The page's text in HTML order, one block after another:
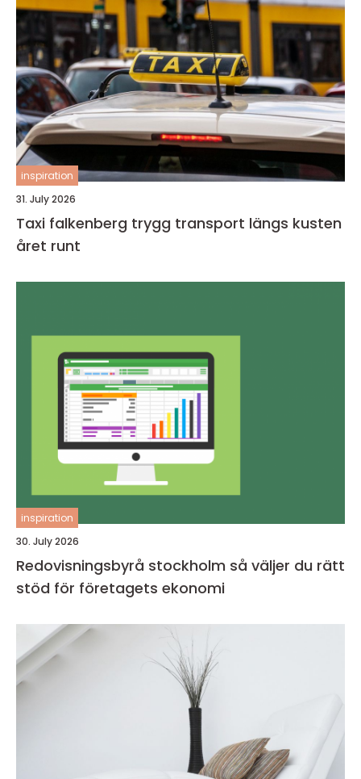
inspiration
31. July 2026
Taxi falkenberg trygg transport längs kusten
året runt
inspiration
30. July 2026
Redovisningsbyrå stockholm så väljer du rätt
stöd för företagets ekonomi